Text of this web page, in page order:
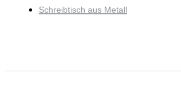
Schreibtisch aus Metall